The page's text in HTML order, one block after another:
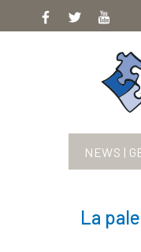
NEWS |
La